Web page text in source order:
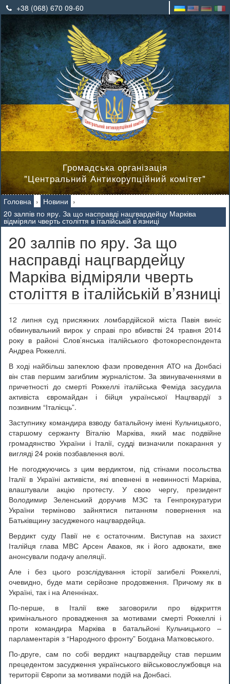
+38 (068) 670 09-60
Громадська організація
"Центральний Антикорупційний комітет"
Головна › Новини ›
20 залпів по яру. За що насправді нацгвардейцу Марківа
відміряли чверть століття в італійській в’язниці
20 залпів по яру. За що
насправді нацгвардейцу
Марківа відміряли чверть
століття в італійській в’язниці
12 липня суд присяжних ломбардійской міста Павія виніс
обвинувальний вирок у справі про вбивстві 24 травня 2014
року в районі Слов’янська італійського фотокореспондента
Андреа Роккеллі.
В ході найбільш запеклою фази проведення АТО на Донбасі
він став першим загиблим журналістом. За звинуваченнями в
причетності до смерті Роккеллі італійська Феміда засудила
активіста євромайдан і бійця української Нацгвардії з
позивним “Італієць”.
Заступнику командира взводу батальйону імені Кульчицького,
старшому сержанту Віталію Марківа, який має подвійне
громадянство України і Італії, судді визначили покарання у
вигляді 24 років позбавлення волі.
Не погоджуючись з цим вердиктом, під стінами посольства
Італії в Україні активісти, які впевнені в невинності Марківа,
влаштували акцію протесту. У свою чергу, президент
Володимир Зеленський доручив МЗС та Генпрокуратури
України терміново зайнятися питанням повернення на
Батьківщину засудженого нацгвардейца.
Вердикт суду Павії не є остаточним. Виступав на захист
Італійця глава МВС Арсен Аваков, як і його адвокати, вже
анонсували подачу апеляції.
Але і без цього розслідування історії загибелі Роккеллі,
очевидно, буде мати серйозне продовження. Причому як в
Україні, так і на Апеннінах.
По-перше, в Італії вже заговорили про відкриття
кримінального провадження за мотивами смерті Роккеллі і
проти командира Марківа в батальйоні Кульчицького –
парламентарія з “Народного фронту” Богдана Матковського.
По-друге, сам по собі вердикт нацгвардейцу став першим
прецедентом засудження українського військовослужбовця на
території Європи за мотивами подій на Донбасі.